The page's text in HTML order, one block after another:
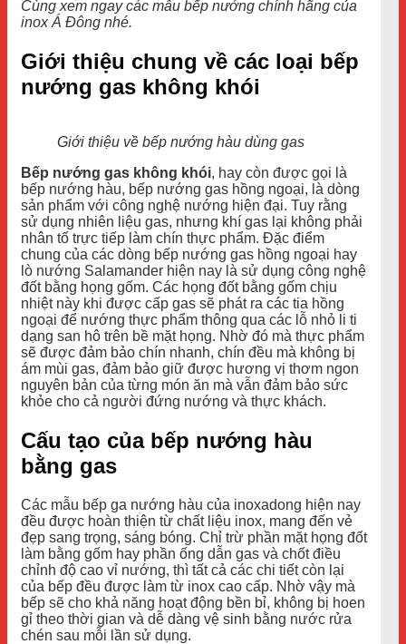
Cùng xem ngay các mẫu bếp nướng chính hãng của
inox Á Đông nhé.
Giới thiệu chung về các loại bếp
nướng gas không khói
Giới thiệu về bếp nướng hàu dùng gas
Bếp nướng gas không khói, hay còn được gọi là
bếp nướng hàu, bếp nướng gas hồng ngoại, là dòng
sản phẩm với công nghệ nướng hiện đại. Tuy rằng
sử dụng nhiên liệu gas, nhưng khí gas lại không phải
nhân tố trực tiếp làm chín thực phẩm. Đặc điểm
chung của các dòng bếp nướng gas hồng ngoại hay
lò nướng Salamander hiện nay là sử dụng công nghệ
đốt bằng họng gốm. Các họng đốt bằng gốm chịu
nhiệt này khi được cấp gas sẽ phát ra các tia hồng
ngoại để nướng thực phẩm thông qua các lỗ nhỏ li ti
dạng san hô trên bề mặt họng. Nhờ đó mà thực phẩm
sẽ được đảm bảo chín nhanh, chín đều mà không bị
ám mùi gas, đảm bảo giữ được hương vị thơm ngon
nguyên bản của từng món ăn mà vẫn đảm bảo sức
khỏe cho cả người đứng nướng và thực khách.
Cấu tạo của bếp nướng hàu
bằng gas
Các mẫu bếp ga nướng hàu của inoxadong hiện nay
đều được hoàn thiện từ chất liệu inox, mang đến vẻ
đẹp sang trọng, sáng bóng. Chỉ trừ phần mặt họng đốt
làm bằng gốm hay phần ống dẫn gas và chốt điều
chỉnh độ cao vỉ nướng, thì tất cả các chi tiết còn lại
của bếp đều được làm từ inox cao cấp. Nhờ vậy mà
bếp sẽ cho khả năng hoạt động bền bỉ, không bị hoen
gỉ theo thời gian và dễ dàng vệ sinh bằng nước rửa
chén sau mỗi lần sử dụng.